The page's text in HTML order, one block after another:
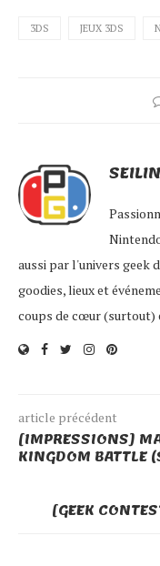
3DS JEUX 3DS
SEILIN
aussi par l'univers geek
goodies, lieux et
coups de cœur (surtout)
article précédent
[IMPRESSIONS]
KINGDOM BATTLE
[GEEK